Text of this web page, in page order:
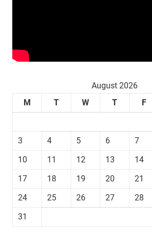
August 2026
M
T W T F
3
4 5 6 7
10
11 12 13 14
17
18 19 20 21
24
25 26 27 28
31